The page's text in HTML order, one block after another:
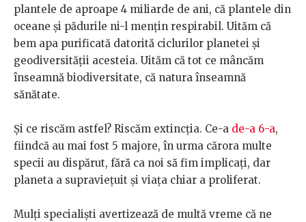
plantele de aproape 4 miliarde de ani, că plantele din
oceane și pădurile ni-l mențin respirabil. Uităm că
bem apa purificată datorită ciclurilor planetei și
geodiversității acesteia. Uităm că tot ce mâncăm
înseamnă biodiversitate, că natura înseamnă
sănătate.
Și ce riscăm astfel? Riscăm extincția. Ce-a de-a 6-a,
fiindcă au mai fost 5 majore, în urma cărora multe
specii au dispărut, fără ca noi să fim implicați, dar
planeta a supraviețuit și viața chiar a proliferat.
Mulți specialiști avertizează de multă vreme că ne